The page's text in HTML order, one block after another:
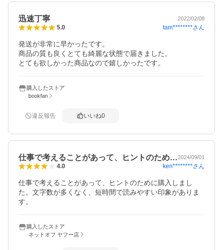
迅速丁寧 2022/02/08
5.0 tam********さん
発送が非常に早かったです。
商品の質も良くとても綺麗な状態で届きました。
とても欲しかった商品なので嬉しかったです。
購入したストア
bookfan
違反報告 いいね0
仕事で考えることがあって、ヒントのため…2024/09/01
4.0 ken********さん
仕事で考えることがあって、ヒントのために購入しまし
た。文字数が多くなく、短時間で読みやすい印象がありま
す。
購入したストア
ネットオフ ヤフー店